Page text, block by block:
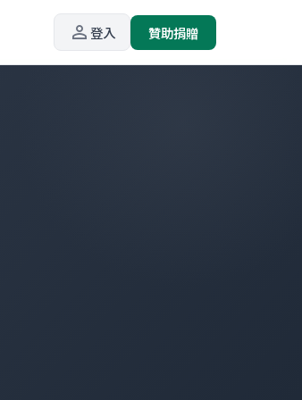
person_outline登入 贊助捐贈